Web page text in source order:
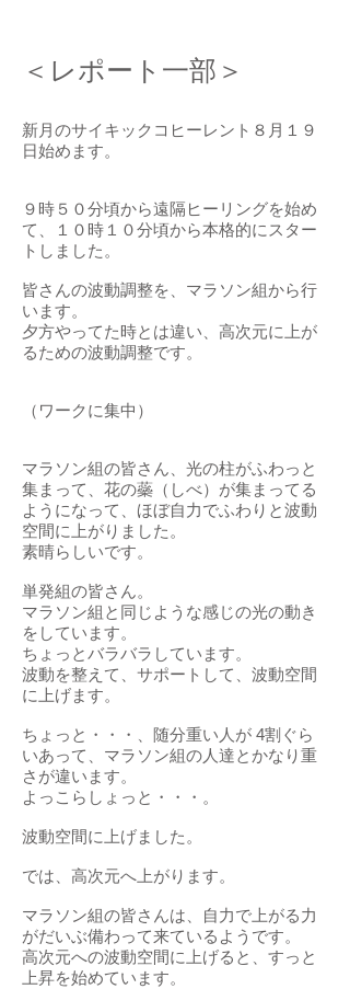
＜レポート一部＞
新月のサイキックコヒーレント８月１９
日始めます。
９時５０分頃から遠隔ヒーリングを始め
て、１０時１０分頃から本格的にスター
トしました。
皆さんの波動調整を、マラソン組から行
います。
夕方やってた時とは違い、高次元に上が
るための波動調整です。
（ワークに集中）
マラソン組の皆さん、光の柱がふわっと
集まって、花の蘂（しべ）が集まってる
ようになって、ほぼ自力でふわりと波動
空間に上がりました。
素晴らしいです。
単発組の皆さん。
マラソン組と同じような感じの光の動き
をしています。
ちょっとバラバラしています。
波動を整えて、サポートして、波動空間
に上げます。
ちょっと・・・、随分重い人が 4割ぐら
いあって、マラソン組の人達とかなり重
さが違います。
よっこらしょっと・・・。
波動空間に上げました。
では、高次元へ上がります。
マラソン組の皆さんは、自力で上がる力
がだいぶ備わって来ているようです。
高次元への波動空間に上げると、すっと
上昇を始めています。